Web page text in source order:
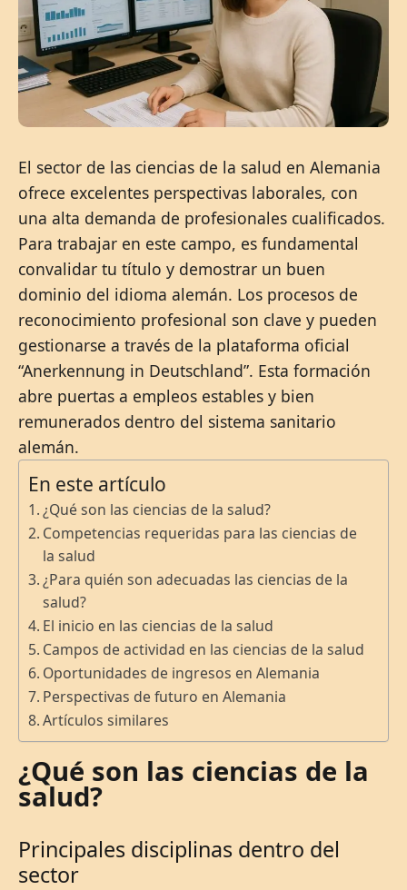
El sector de las ciencias de la salud en Alemania
ofrece excelentes perspectivas laborales, con
una alta demanda de profesionales cualificados.
Para trabajar en este campo, es fundamental
convalidar tu título y demostrar un buen
dominio del idioma alemán. Los procesos de
reconocimiento profesional son clave y pueden
gestionarse a través de la plataforma oficial
“Anerkennung in Deutschland”. Esta formación
abre puertas a empleos estables y bien
remunerados dentro del sistema sanitario
alemán.
En este artículo
¿Qué son las ciencias de la salud?
Competencias requeridas para las ciencias de
la salud
¿Para quién son adecuadas las ciencias de la
salud?
El inicio en las ciencias de la salud
Campos de actividad en las ciencias de la salud
Oportunidades de ingresos en Alemania
Perspectivas de futuro en Alemania
Artículos similares
¿Qué son las ciencias de la
salud?
Principales disciplinas dentro del
sector